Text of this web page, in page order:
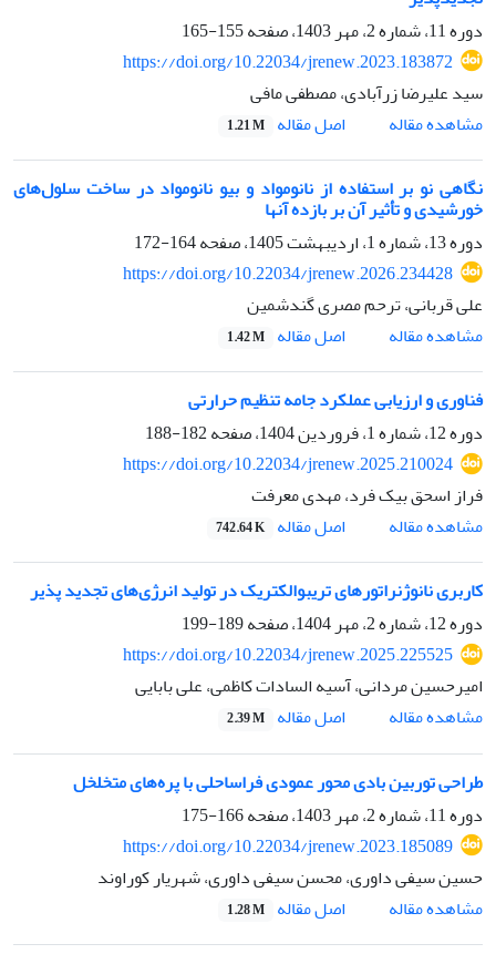
دوره 11، شماره 2، مهر 1403، صفحه
155-165
https://doi.org/10.22034/jrenew.2023.183872
سید علیرضا زرآبادی، مصطفی مافی
مشاهده مقاله
اصل مقاله 1.21 M
نگاهی نو بر استفاده از نانو‌مواد و بیو نانومواد در ساخت سلول‌های
خورشیدی و تأثیر آن بر بازده آنها
دوره 13، شماره 1، اردیبهشت 1405، صفحه
164-172
https://doi.org/10.22034/jrenew.2026.234428
علی قربانی، ترحم مصری گندشمین
مشاهده مقاله
اصل مقاله 1.42 M
فناوری و ارزیابی عملکرد جامه تنظیم حرارتی
دوره 12، شماره 1، فروردین 1404، صفحه
182-188
https://doi.org/10.22034/jrenew.2025.210024
فراز اسحق بیک فرد، مهدی معرفت
مشاهده مقاله
اصل مقاله 742.64 K
کاربری نانوژنراتورهای تریبوالکتریک در تولید انرژی‌های تجدید پذیر
دوره 12، شماره 2، مهر 1404، صفحه
189-199
https://doi.org/10.22034/jrenew.2025.225525
امیرحسین مردانی، آسیه السادات کاظمی، علی بابایی
مشاهده مقاله
اصل مقاله 2.39 M
طراحی توربین بادی محور عمودی فراساحلی با پره‌های متخلخل
دوره 11، شماره 2، مهر 1403، صفحه
166-175
https://doi.org/10.22034/jrenew.2023.185089
حسین سیفی داوری، محسن سیفی داوری، شهریار کوراوند
مشاهده مقاله
اصل مقاله 1.28 M